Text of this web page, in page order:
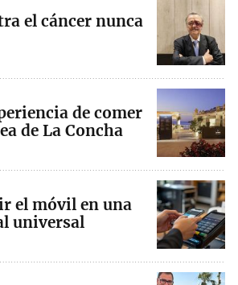
el cáncer nunca
de comer
de La Concha
el móvil en una
universal